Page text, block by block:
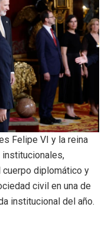
Felipe VI y la reina
institucionales,
diplomático y
civil en una de
institucional del año.